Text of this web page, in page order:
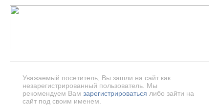
Уважаемый посетитель, Вы зашли на сайт как
незарегистрированный пользователь. Мы
рекомендуем Вам зарегистрироваться либо зайти на
сайт под своим именем.